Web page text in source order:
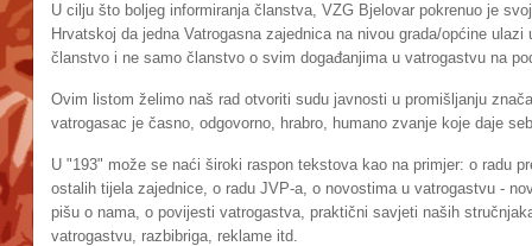
U cilju što boljeg informiranja članstva, VZG Bjelovar pokrenuo je
Hrvatskoj da jedna Vatrogasna zajednica na nivou grada/općine
članstvo i ne samo članstvo o svim događanjima u vatrogastvu na
Ovim listom želimo naš rad otvoriti sudu javnosti u promišljanju
vatrogasac je časno, odgovorno, hrabro, humano zvanje koje daje
U "193" može se naći široki raspon tekstova kao na primjer: o radu
ostalih tijela zajednice, o radu JVP-a, o novostima u vatrogastvu -
pišu o nama, o povijesti vatrogastva, praktični savjeti naših
vatrogastvu, razbibriga, reklame itd.